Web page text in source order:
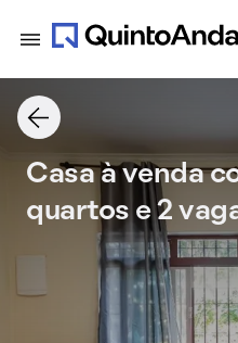
Casa à venda
quartos e 2